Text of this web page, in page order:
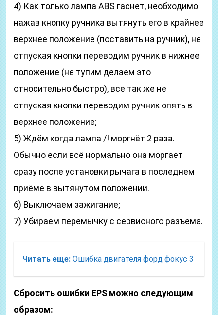
4) Как только лампа ABS гаснет, необходимо
нажав кнопку ручника вытянуть его в крайнее
верхнее положение (поставить на ручник), не
отпуская кнопки переводим ручник в нижнее
положение (не тупим делаем это
относительно быстро), все так же не
отпуская кнопки переводим ручник опять в
верхнее положение;
5) Ждём когда лампа /! моргнёт 2 раза.
Обычно если всё нормально она моргает
сразу после установки рычага в последнем
приёме в вытянутом положении.
6) Выключаем зажигание;
7) Убираем перемычку с сервисного разъема.
Читать еще: Ошибка двигателя форд фокус 3
Сбросить ошибки EPS можно следующим
образом: